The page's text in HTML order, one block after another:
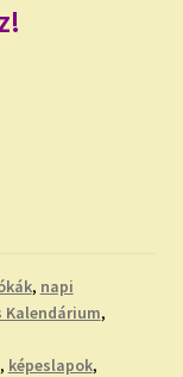
, napi
Kalendárium,
, képeslapok,